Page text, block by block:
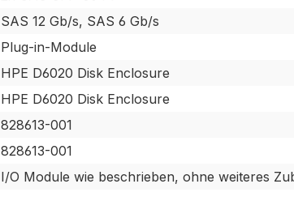
SAS 12 Gb/s, SAS 6 Gb/s
Plug-in-Module
HPE D6020 Disk Enclosure
HPE D6020 Disk Enclosure
828613-001
828613-001
I/O Module wie beschrieben, ohne weiteres